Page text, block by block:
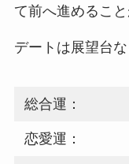
て前へ進めるこ
デートは展望台
総合運：
恋愛運：